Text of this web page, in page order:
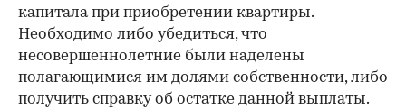
капитала при приобретении квартиры.
Необходимо либо убедиться, что
несовершеннолетние были наделены
полагающимися им долями собственности, либо
получить справку об остатке данной выплаты.